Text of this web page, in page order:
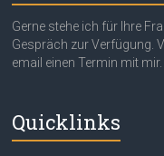
Gerne stehe ich für Ihre
Gespräch zur Verfügung.
email einen Termin mit mir.
Quicklinks